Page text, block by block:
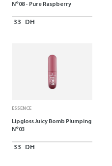
N°08 - Pure Raspberry
33 DH
ESSENCE
Lipgloss Juicy Bomb Plumping
N°03
33 DH